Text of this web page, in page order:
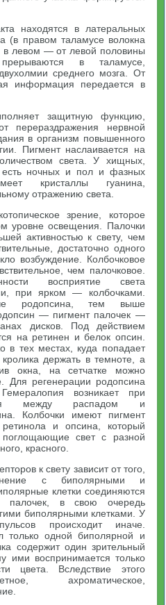
находятся в латеральных
(в правом таламусе волокна
в левом — от левой половины
в таламусе,
среднего мозга. От
информация передается в
защитную функцию,
перераздражения нервной
в организм повышенного
Пигмент наслаивается на
света. У хищных,
есть ночных и пол и фазных
кристаллы гуанина,
отражению света.
зрение, которое
уровне освещения. Палочки
активностью к свету, чем
достаточно одного
возбуждение. Колбочковое
чем палочковое.
восприятие света
при ярком — колбочками.
родопсина, тем выше
— пигмент палочек —
дисков. Под действием
на ретинен и белок опсин.
в тех местах, куда попадает
держать в темноте, а
окна, на сетчатке можно
Для регенерации родопсина
возникает при
между распадом и
Колбочки имеют пигмент
и опсина, который
свет с разной
красного.
к свету зависит от того,
с биполярными и
клетки соединяются
палочек, в свою очередь
биполярными клетками. У
происходит иначе.
только одной биполярной и
содержит один зрительный
ими воспринимается только
цвета. Вследствие этого
ахроматическое,